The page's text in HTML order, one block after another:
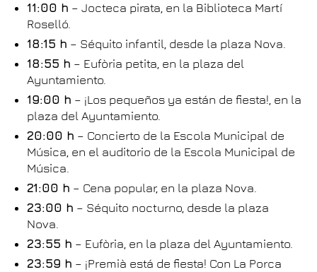
11:00 h – Jocteca pirata, en la Biblioteca Martí
Roselló.
18:15 h – Séquito infantil, desde la plaza Nova.
18:55 h – Eufòria petita, en la plaza del
Ayuntamiento.
19:00 h – ¡Los pequeños ya están de fiesta!, en la
plaza del Ayuntamiento.
20:00 h – Concierto de la Escola Municipal de
Música, en el auditorio de la Escola Municipal de
Música.
21:00 h – Cena popular, en la plaza Nova.
23:00 h – Séquito nocturno, desde la plaza
Nova.
23:55 h – Eufòria, en la plaza del Ayuntamiento.
23:59 h – ¡Premià está de fiesta! Con La Porca